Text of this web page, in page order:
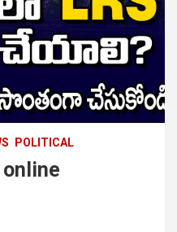
POLITICAL
online